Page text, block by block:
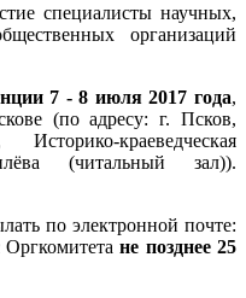
специалисты научных,
организаций
7 - 8 июля 2017 года,
(по адресу: г. Псков,
краеведческая
(читальный зал)).
по электронной почте:
Оргкомитетане позднее 25